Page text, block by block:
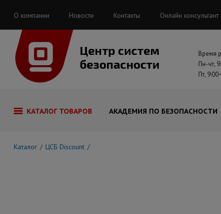
О компании Новости Контакты Онлайн консультант
Время
Пн-чт,
Пт,
КАТАЛОГ ТОВАРОВ АКАДЕМИЯ ПО БЕЗОПАСНОСТИ
Каталог ЦСБ Discount